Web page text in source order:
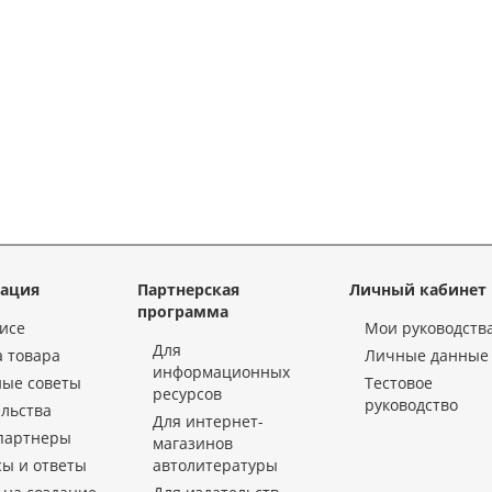
товара
советы
и ответы
Партнерская
программа
Для
информационных
ресурсов
Для интернет-
магазинов
автолитературы
Личный кабинет
Мои
Личные данные
Тестовое
руководство